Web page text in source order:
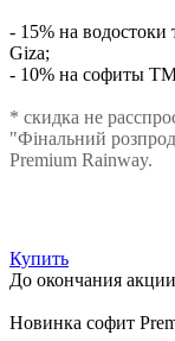
- 15% на
Giza;
- 10% на софиты
* скидка не
"Фінальний
Premium Rainway.
Купить
До окончания акции
Новинка софит